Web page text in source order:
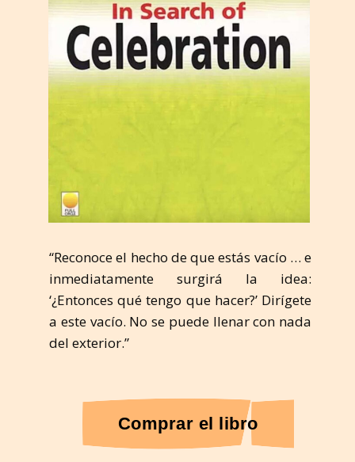
“Reconoce el hecho de que estás vacío … e
inmediatamente surgirá la idea:
‘¿Entonces qué tengo que hacer?’ Dirígete
a este vacío. No se puede llenar con nada
del exterior.”
Comprar el libro